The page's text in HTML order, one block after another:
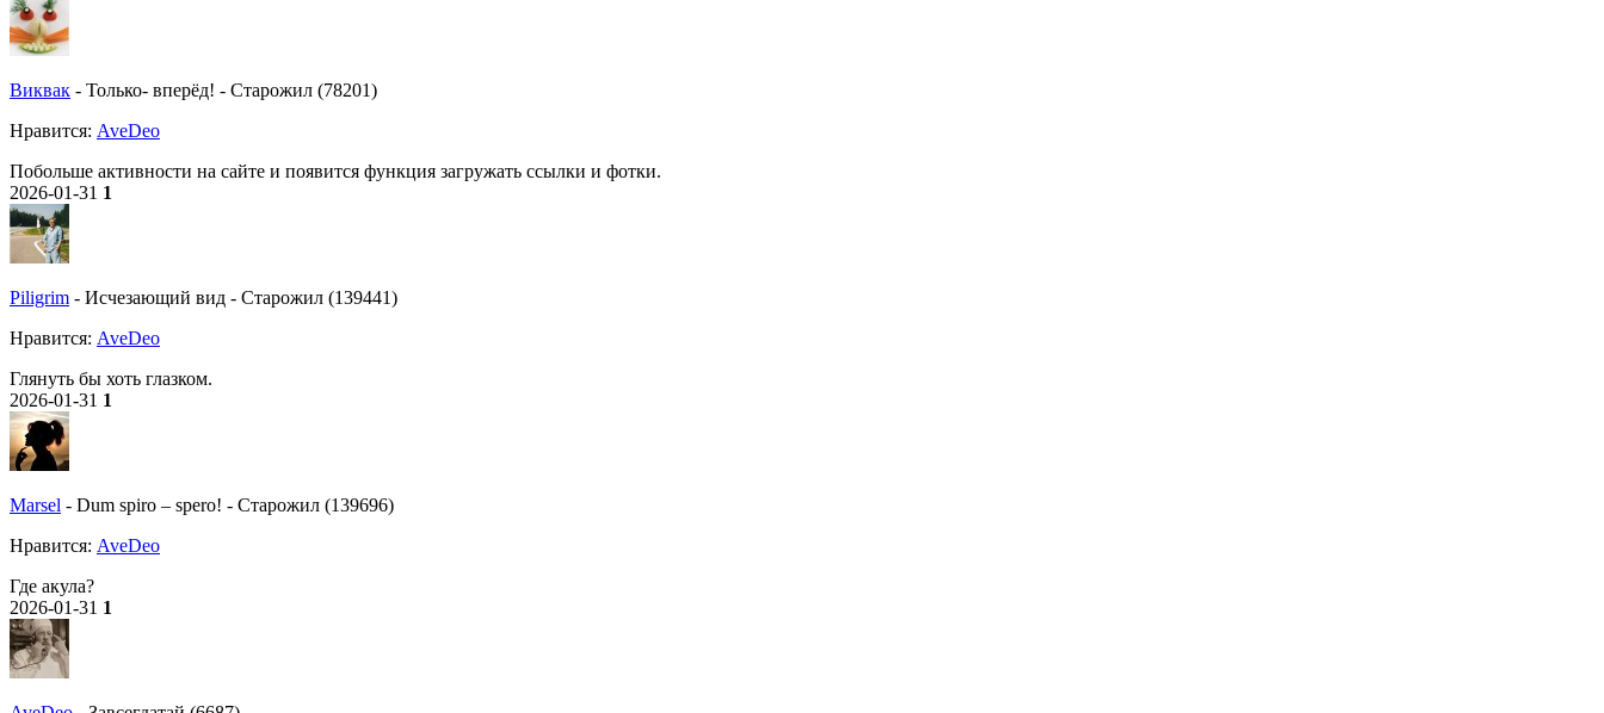
Виквак - Только- вперёд! - Старожил (78201)
Нравитcя: AveDeo
Побольше активности на сайте и появится функция загружать ссылки и фотки.
2026-01-31 1
Piligrim - Исчезающий вид - Старожил (139441)
Нравитcя: AveDeo
Глянуть бы хоть глазком.
2026-01-31 1
Marsel - Dum spiro – spero! - Старожил (139696)
Нравитcя: AveDeo
Где акула?
2026-01-31 1